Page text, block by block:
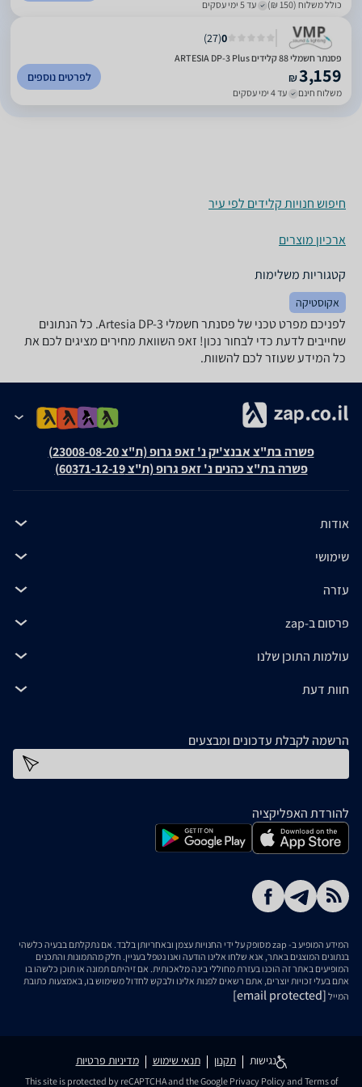
כולל משלוח (150 ₪) עד 5 ימי עסקים
0
(
27
)
פסנתר חשמלי 88 קלידים ARTESIA DP-3 Plus
₪3,159
משלוח חינם עד 4 ימי עסקים
לפרטים נוספים
חיפוש חנויות קלידים לפי עיר
ארכיון מוצרים
קטגוריות משלימות
אקוסטיקה
לפניכם מפרט טכני של ‏פסנתר חשמלי Artesia DP-3. כל הנתונים
שחייבים לדעת כדי לבחור נכון! זאפ השוואת מחירים מציגים לכם את
כל המידע שעוזר לכם להשוות.
פשרה בת"צ אבנצ'יק נ' זאפ גרופ (ת"צ 23008-08-20)
פשרה בת"צ כהנים נ' זאפ גרופ (ת"צ 60371-12-19)
אודות
שימושי
עזרה
פרסום ב-zap
עולמות התוכן שלנו
חוות דעת
הרשמה לקבלת עדכונים ומבצעים
להורדת האפליקציה
המידע המופיע ב- zap מסופק על ידי החנויות עצמן ובאחריותן בלבד. אם נתקלתם בבעיה כלשהי
בנתונים המוצגים באתר, אנא שלחו אלינו הודעה ואנו נטפל בעניין. חלק מהתמונות והתכנים
המופיעים באתר זה הוכנו בעזרת מחוללי בינה מלאכותית. אם זיהיתם תמונה או תוכן כלשהו בו
אתם בעלי זכויות יוצרים, אתם רשאים לפנות אלינו ולבקש לחדול משימוש בו, באמצעות כתובת
המייל [email protected]
נגישות תקנון תנאי שימוש מדיניות פרטיות
This site is protected by reCAPTCHA and the Google Privacy Policyand Terms of